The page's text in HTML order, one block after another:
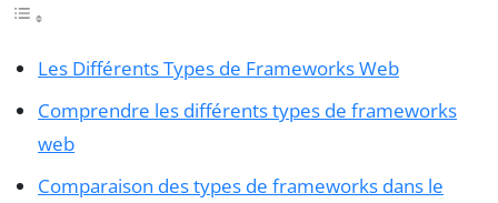
Les Différents Types de Frameworks Web
Comprendre les différents types de frameworks
web
Comparaison des types de frameworks dans le